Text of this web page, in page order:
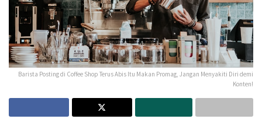
Barista Posting di Coffee Shop Terus Abis Itu Makan Promag, Jangan Menyakiti Diri demi
Konten!